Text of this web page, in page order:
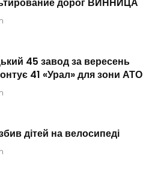
45 завод за вересень
41 «Урал» для зони АТО
дітей на велосипеді